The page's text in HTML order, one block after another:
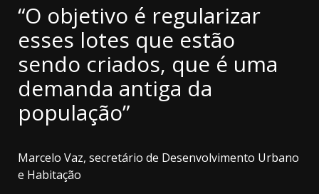
“O objetivo é regularizar
esses lotes que estão
sendo criados, que é uma
demanda antiga da
população”
Marcelo Vaz, secretário de Desenvolvimento Urbano
e Habitação